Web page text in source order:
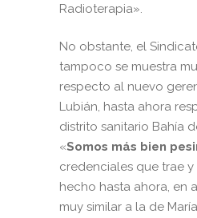
Radioterapia».
No obstante, el
tampoco se muestra
respecto al nuevo
Lubián, hasta ahora
distrito sanitario Bahía
«Somos más bien
credenciales que trae
hecho hasta ahora, en
muy similar a la de